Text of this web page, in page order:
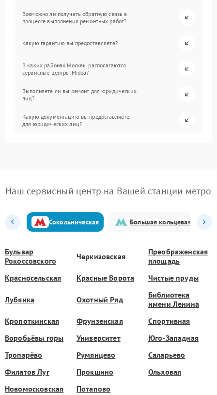
Возможно ли получать обратную связь в
процессе выполнения ремонтных работ?
Какую гарантию вы предоставляете?
В каких районах Москвы располагаются
сервисные центры Midea?
Выполняете ли вы ремонт для юридических
лиц?
Какую документацию вы предоставляете
для юридических лиц?
Наш сервисный центр на Вашей станции метро
Сокольническая Большая кольцевая
Бульвар
Рокоссовского
Черкизовская
Преображенская
площадь
Красносельская
Красные Ворота Чистые пруды
Лубянка Охотный Ряд
Библиотека
имени Ленина
Кропоткинская
Фрунзенская
Спортивная
Воробьёвы горы
Университет
Юго-Западная
Тропарёво
Румянцево
Саларьево
Филатов Луг
Прокшино
Ольховая
Новомосковская
Потапово